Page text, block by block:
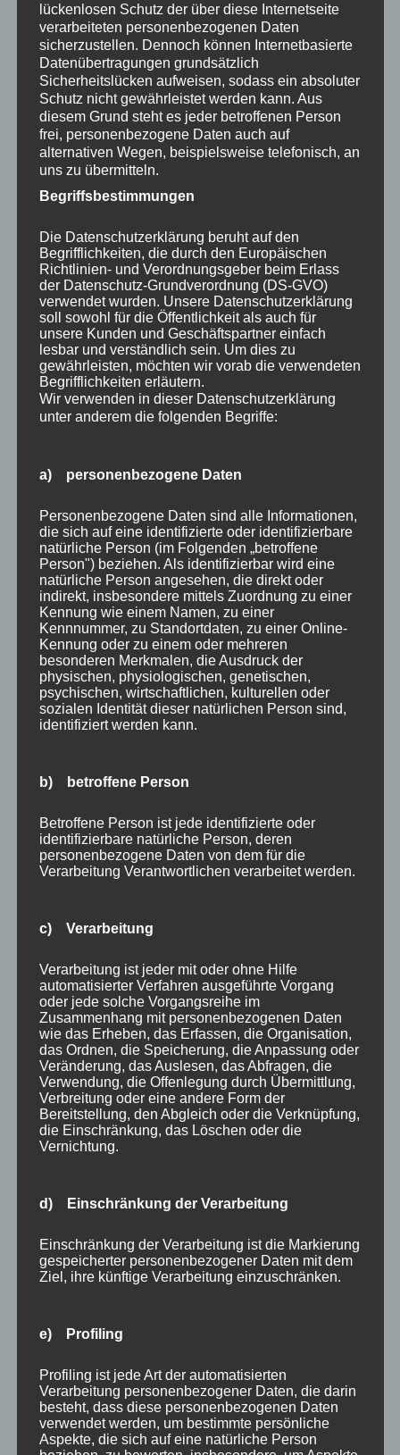
Ja, die FarbDesign Maaß GmbH ist ein erfahrener
Berliner Malerbetrieb, der auch anspruchsvolle
Innenraumprojekte wie Heimkino-Räume realisiert. Das
Team berät zu Farben, Oberflächenmaterialien und
Ausführungstechniken und erstellt nach Besichtigung
ein detailliertes Angebot. Kontakt: 030 303 068 495.
Wie lange dauern Malerarbeiten in
einem Heimkino-Raum?
normalen Untergrundverhältnissen innerhalb von 1–2
Arbeitstagen fertig gestrichen werden. Hinzu kommen
Trocknungszeiten von mindestens 72 Stunden, bevor
Möbel und Technik eingebracht werden sollten. Bei
aufwändiger Untergrundvorbereitung verlängert sich
der Zeitraum entsprechend.
Was kostet ein Malermeister in
Friedrichshagen für einen Heimkino-
Als Orientierung: Ein dunkler Innenanstrich mit
Wandfläche. Mit Untergrundvorbereitung und
Spachtelung steigt der Preis auf 16–28 € pro m². Für ein
komplettes Heimkino-Zimmer sind Gesamtkosten von
700–1.600 € realistisch. Ein verbindliches Angebot ist
nur nach Vor-Ort-Besichtigung möglich.
Kann man die Fenster beim Heimkino
streichen auch abdunkeln lassen?
Fenster selbst werden nicht gestrichen, aber Laibungen
und Rahmen können in den dunklen Wandton
Fensterfugen weiter reduziert. Für die eigentliche
Abdunklung empfehlen sich Rollos mit
Verdunkelungsstoffen oder Vorhänge aus blackout-
Stoff – das ist jedoch kein Malergewerk, sondern
Raumausstattung.
für einen Heimkino-Raum oder kann
Bei normalen hellen Farben ist Selbststreichen durchaus
möglich. Bei dunklen Heimkino-Farben ist ein Profi
jedoch klar empfehlenswert: Streifenbildung,
ungleichmäßige Deckung und Untergrundprobleme
fallen bei tiefen Tönen deutlich stärker auf als bei
hellen. Nacharbeiten kosten oft mehr als die
Beauftragung eines Fachbetriebs von Anfang an.
Uncategorized
PRESSEMITTEILUNG
Mai 21, 2026 dohenytalvy
Altbau-Experte für
Berlin-Charlottenburg:
FarbDesign Maaß GmbH spezialisiert sich auf
lückenlosen Schutz der über diese Internetseite
verarbeiteten personenbezogenen Daten
sicherzustellen. Dennoch können Internetbasierte
Datenübertragungen grundsätzlich
Sicherheitslücken aufweisen, sodass ein absoluter
Schutz nicht gewährleistet werden kann. Aus
diesem Grund steht es jeder betroffenen Person
frei, personenbezogene Daten auch auf
alternativen Wegen, beispielsweise telefonisch, an
uns zu übermitteln.
Begriffsbestimmungen
Die Datenschutzerklärung beruht auf den
Begrifflichkeiten, die durch den Europäischen
Richtlinien- und Verordnungsgeber beim Erlass
der Datenschutz-Grundverordnung (DS-GVO)
verwendet wurden. Unsere Datenschutzerklärung
soll sowohl für die Öffentlichkeit als auch für
unsere Kunden und Geschäftspartner einfach
lesbar und verständlich sein. Um dies zu
gewährleisten, möchten wir vorab die verwendeten
Begrifflichkeiten erläutern.
Wir verwenden in dieser Datenschutzerklärung
unter anderem die folgenden Begriffe:
a) personenbezogene Daten
Personenbezogene Daten sind alle Informationen,
die sich auf eine identifizierte oder identifizierbare
natürliche Person (im Folgenden „betroffene
Person") beziehen. Als identifizierbar wird eine
natürliche Person angesehen, die direkt oder
indirekt, insbesondere mittels Zuordnung zu einer
Kennung wie einem Namen, zu einer
Kennnummer, zu Standortdaten, zu einer Online-
Kennung oder zu einem oder mehreren
besonderen Merkmalen, die Ausdruck der
physischen, physiologischen, genetischen,
psychischen, wirtschaftlichen, kulturellen oder
sozialen Identität dieser natürlichen Person sind,
identifiziert werden kann.
b) betroffene Person
Betroffene Person ist jede identifizierte oder
identifizierbare natürliche Person, deren
personenbezogene Daten von dem für die
Verarbeitung Verantwortlichen verarbeitet werden.
c) Verarbeitung
Verarbeitung ist jeder mit oder ohne Hilfe
automatisierter Verfahren ausgeführte Vorgang
oder jede solche Vorgangsreihe im
Zusammenhang mit personenbezogenen Daten
wie das Erheben, das Erfassen, die Organisation,
das Ordnen, die Speicherung, die Anpassung oder
Veränderung, das Auslesen, das Abfragen, die
Verwendung, die Offenlegung durch Übermittlung,
Verbreitung oder eine andere Form der
Bereitstellung, den Abgleich oder die Verknüpfung,
die Einschränkung, das Löschen oder die
Vernichtung.
d) Einschränkung der Verarbeitung
Einschränkung der Verarbeitung ist die Markierung
gespeicherter personenbezogener Daten mit dem
Ziel, ihre künftige Verarbeitung einzuschränken.
e) Profiling
Profiling ist jede Art der automatisierten
Verarbeitung personenbezogener Daten, die darin
besteht, dass diese personenbezogenen Daten
verwendet werden, um bestimmte persönliche
Aspekte, die sich auf eine natürliche Person